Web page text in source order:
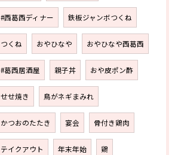
#西葛西ディナー 鉄板ジャンボつくね
つくね おやひなや おやひなや西葛西
#葛西居酒屋 親子丼 おや皮ポン酢
せせ焼き 鳥がネギまみれ
かつおのたたき 宴会 骨付き鶏肉
テイクアウト 年末年始 鶏